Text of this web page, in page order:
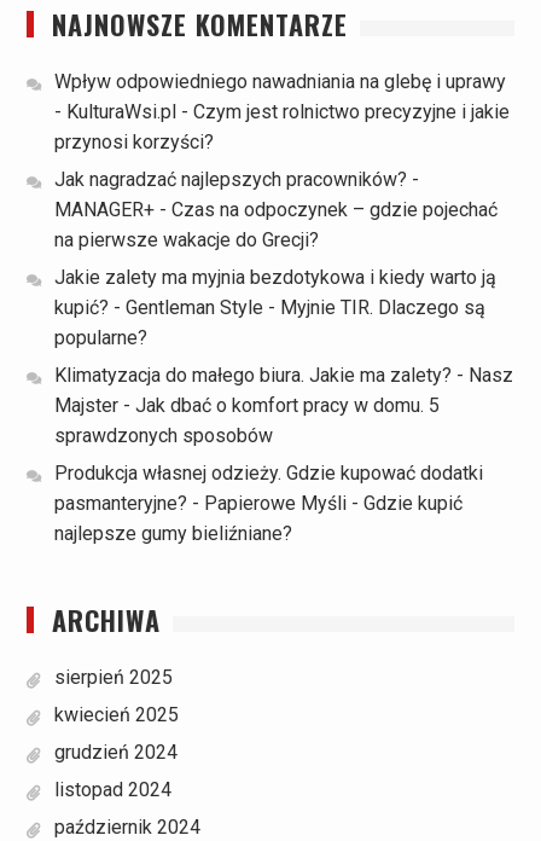
NAJNOWSZE KOMENTARZE
Wpływ odpowiedniego nawadniania na glebę i uprawy
- KulturaWsi.pl - Czym jest rolnictwo precyzyjne i jakie
przynosi korzyści?
Jak nagradzać najlepszych pracowników? -
MANAGER+- Czas na odpoczynek – gdzie pojechać
na pierwsze wakacje do Grecji?
Jakie zalety ma myjnia bezdotykowa i kiedy warto ją
kupić? - Gentleman Style - Myjnie TIR. Dlaczego są
popularne?
Klimatyzacja do małego biura. Jakie ma zalety? - Nasz
Majster- Jak dbać o komfort pracy w domu. 5
sprawdzonych sposobów
Produkcja własnej odzieży. Gdzie kupować dodatki
pasmanteryjne? - Papierowe Myśli- Gdzie kupić
najlepsze gumy bieliźniane?
ARCHIWA
sierpień 2025
kwiecień 2025
grudzień 2024
listopad 2024
październik 2024